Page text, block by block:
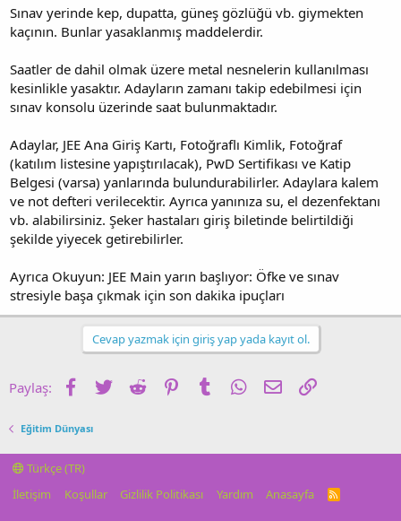
Sınav yerinde kep, dupatta, güneş gözlüğü vb. giymekten
kaçının. Bunlar yasaklanmış maddelerdir.
Saatler de dahil olmak üzere metal nesnelerin kullanılması
kesinlikle yasaktır. Adayların zamanı takip edebilmesi için
sınav konsolu üzerinde saat bulunmaktadır.
Adaylar, JEE Ana Giriş Kartı, Fotoğraflı Kimlik, Fotoğraf
(katılım listesine yapıştırılacak), PwD Sertifikası ve Katip
Belgesi (varsa) yanlarında bulundurabilirler. Adaylara kalem
ve not defteri verilecektir. Ayrıca yanınıza su, el dezenfektanı
vb. alabilirsiniz. Şeker hastaları giriş biletinde belirtildiği
şekilde yiyecek getirebilirler.
Ayrıca Okuyun: JEE Main yarın başlıyor: Öfke ve sınav
stresiyle başa çıkmak için son dakika ipuçları
Cevap yazmak için giriş yap yada kayıt ol.
Paylaş: Facebook
TwitterReddit PinterestTumblrWhatsApp
E-postaLink
Eğitim Dünyası
Türkçe (TR)
İletişim
Koşullar Gizlilik Politikası Yardım Anasayfa
R